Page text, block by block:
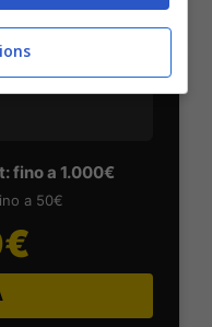
fino a 1.000€
a 50€